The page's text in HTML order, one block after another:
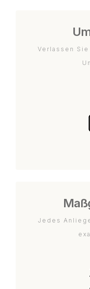
Verlassen
Jedes